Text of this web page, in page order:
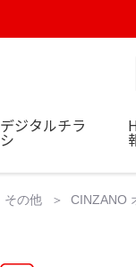
デジタルチラ
シ
その他 CINZANO